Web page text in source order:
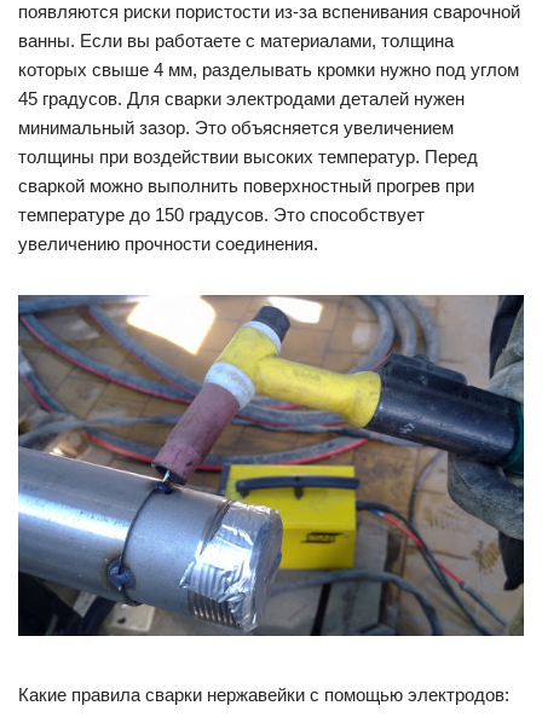
появляются риски пористости из-за вспенивания сварочной
ванны. Если вы работаете с материалами, толщина
которых свыше 4 мм, разделывать кромки нужно под углом
45 градусов. Для сварки электродами деталей нужен
минимальный зазор. Это объясняется увеличением
толщины при воздействии высоких температур. Перед
сваркой можно выполнить поверхностный прогрев при
температуре до 150 градусов. Это способствует
увеличению прочности соединения.
Какие правила сварки нержавейки с помощью электродов: